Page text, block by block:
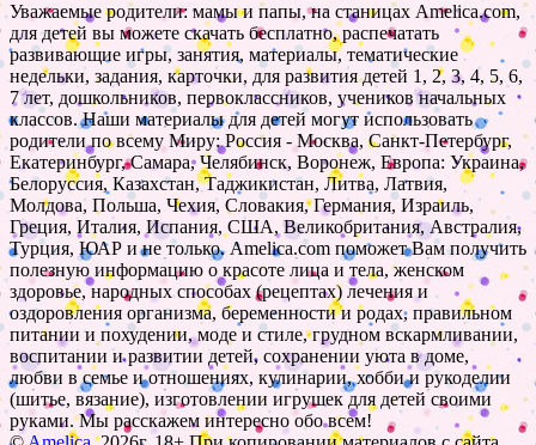
Уважаемые родители: мамы и папы, на станицах Amelica.com,
для детей вы можете скачать бесплатно, распечатать
развивающие игры, занятия, материалы, тематические
недельки, задания, карточки, для развития детей 1, 2, 3, 4, 5, 6,
7 лет, дошкольников, первоклассников, учеников начальных
классов. Наши материалы для детей могут использовать
родители по всему Миру: Россия - Москва, Санкт-Петербург,
Екатеринбург, Самара, Челябинск, Воронеж, Европа: Украина,
Белоруссия, Казахстан, Таджикистан, Литва, Латвия,
Молдова, Польша, Чехия, Словакия, Германия, Израиль,
Греция, Италия, Испания, США, Великобритания, Австралия,
Турция, ЮАР и не только. Amelica.com поможет Вам получить
полезную информацию о красоте лица и тела, женском
здоровье, народных способах (рецептах) лечения и
оздоровления организма, беременности и родах, правильном
питании и похудении, моде и стиле, грудном вскармливании,
воспитании и развитии детей, сохранении уюта в доме,
любви в семье и отношениях, кулинарии, хобби и рукоделии
(шитье, вязание), изготовлении игрушек для детей своими
руками. Мы расскажем интересно обо всем!